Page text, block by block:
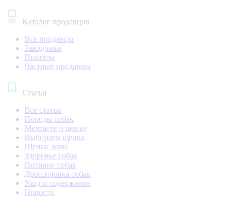
Каталог продавцов
Все продавцы
Заводчики
Приюты
Частные продавцы
Статьи
Все статьи
Породы собак
Мечтаете о щенке
Выбираем щенка
Щенок дома
Здоровье собак
Питание собак
Дрессировка собак
Уход и содержание
Новости